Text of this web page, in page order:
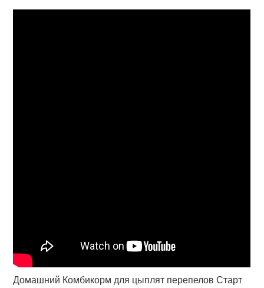
Домашний Комбикорм для цыплят перепелов Старт